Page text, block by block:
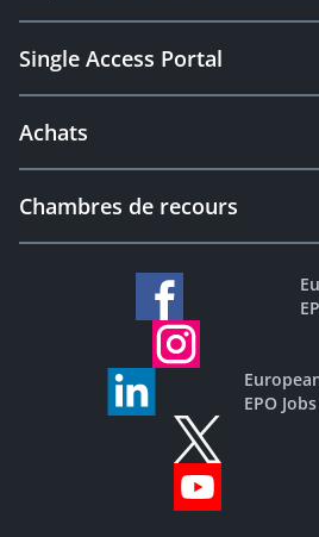
Single Access Portal
Achats
Chambres de recours
EPO Jobs